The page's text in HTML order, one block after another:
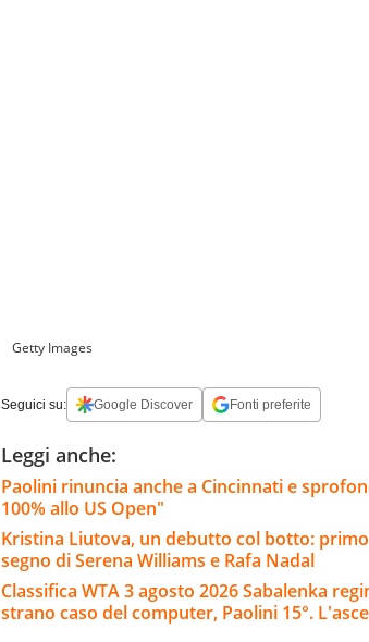
Getty Images
Seguici su: Google Discover Fonti preferite
Leggi anche:
Paolini rinuncia anche a Cincinnati e
100% allo US Open"
Kristina Liutova, un debutto col botto:
segno di Serena Williams e Rafa Nadal
Classifica WTA 3 agosto 2026 Sabalenka
strano caso del computer, Paolini 15°.